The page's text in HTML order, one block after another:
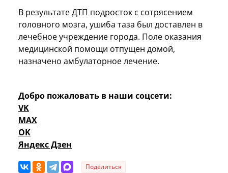
В результате ДТП подросток с сотрясением
головного мозга, ушиба таза был доставлен в
лечебное учреждение города. Поле оказания
медицинской помощи отпущен домой,
назначено амбулаторное лечение.
Добро пожаловать в наши соцсети:
VK
MAX
OK
Яндекс Дзен
Поделиться